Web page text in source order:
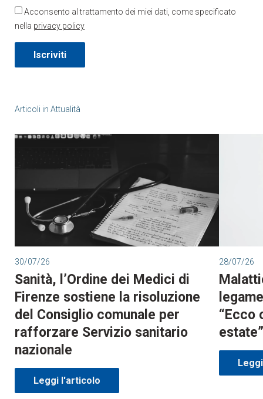
Acconsento al trattamento dei miei dati, come specificato
nella privacy policy
Iscriviti
Articoli in Attualità
30/07/26
Sanità, l’Ordine dei Medici di
Firenze sostiene la risoluzione
del Consiglio comunale per
rafforzare Servizio sanitario
nazionale
Leggi l'articolo
28/07/26
“Ecco
estate”